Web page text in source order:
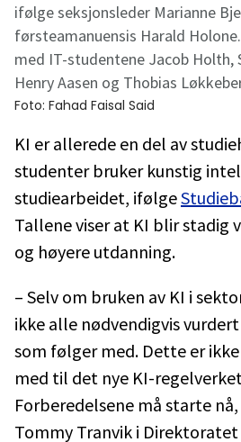
ifølge seksjonsleder Marianne
førsteamanuensis Harald
med IT-studentene Jacob Holth,
Henry Aasen og Thobias
Foto: Fahad Faisal Said
KI er allerede en del av
studenter bruker kunstig
studiearbeidet, ifølge
Tallene viser at KI blir stadig
og høyere utdanning.
– Selv om bruken av KI i
ikke alle nødvendigvis
som følger med. Dette er
med til det nye KI-
Forberedelsene må starte
Tommy Tranvik i